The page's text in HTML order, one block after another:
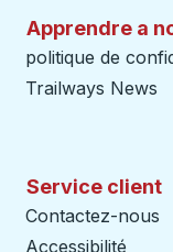
Apprendre a
politique de
Trailways News
Service client
Contactez-nous
Accessibilité